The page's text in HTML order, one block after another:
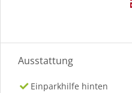
Ausstattung
Einparkhilfe hinten